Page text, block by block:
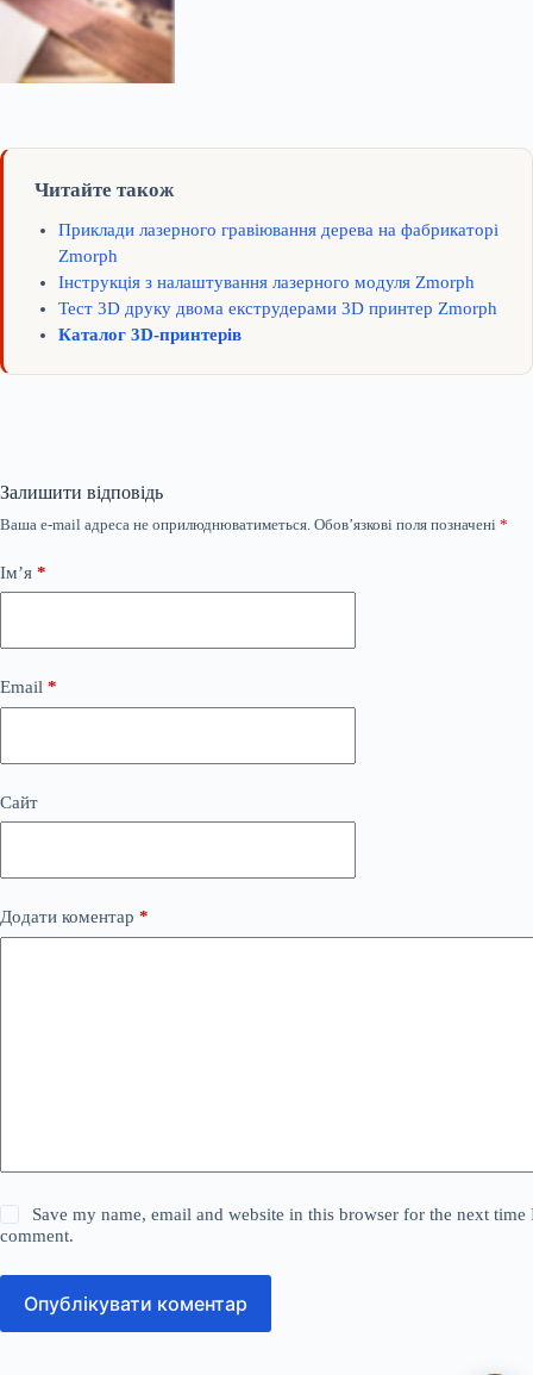
Читайте також
Приклади лазерного гравіювання дерева на фабрикаторі
Zmorph
Інструкція з налаштування лазерного модуля Zmorph
Тест 3D друку двома екструдерами 3D принтер Zmorph
Каталог 3D-принтерів
Залишити відповідь
Ваша e-mail адреса не оприлюднюватиметься. Обов’язкові поля позначені *
Ім’я *
Email *
Сайт
Додати коментар *
Save my name, email and website in this browser for the next time
comment.
Опублікувати коментар